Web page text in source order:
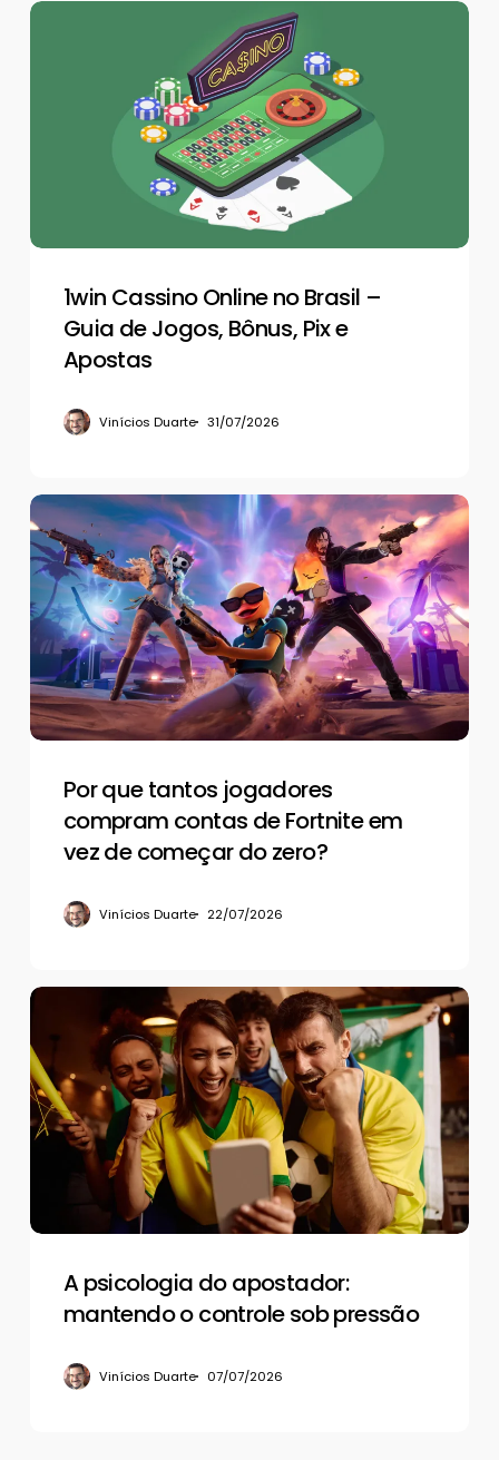
1win
Jogos,
Apostas
1win Cassino Online no Brasil –
Guia de Jogos, Bônus, Pix e
Apostas
Vinícios Duarte 31/07/2026
Por
que
tantos
jogadores
compram
contas
de
Fortnite
em
começar
Por que tantos jogadores
compram contas de Fortnite em
vez de começar do zero?
Vinícios Duarte 22/07/2026
A
psicologia
do
apostador:
mantendo
o
controle
pressão
A psicologia do apostador:
mantendo o controle sob pressão
Vinícios Duarte 07/07/2026